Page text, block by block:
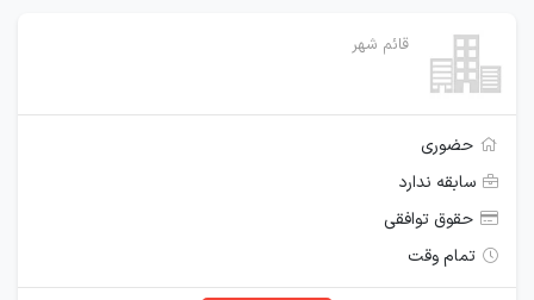
قائم شهر
حضوری
سابقه ندارد
حقوق توافقی
تمام وقت